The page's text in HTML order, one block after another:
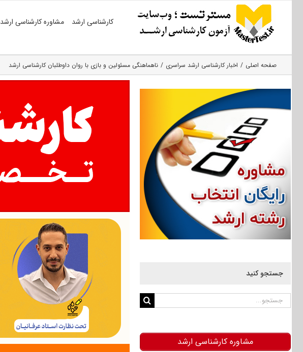
کارشناسی ارشد مشاوره کارشناسی ارشد
صفحه اصلی اخبار کارشناسی ارشد سراسری ناهماهنگی مسئولین و بازی با روان داوطلبان کارشناسی ارشد
جستجو کنید
جستجو
مشاوره کارشناسی ارشد